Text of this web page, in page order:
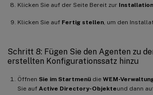
Klicken Sie auf der Seite Bereit zur
Klicken Sie auf Fertig stellen , um den
Schritt 8: Fügen Sie den Agenten zu
erstellten Konfigurationssatz hinzu
Öffnen Sie im Startmenü die WEM-
Sie auf Active Directory-Objekteund dann